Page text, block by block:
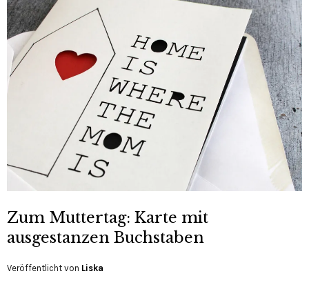
Zum Muttertag: Karte mit
ausgestanzen Buchstaben
Veröffentlicht von Liska